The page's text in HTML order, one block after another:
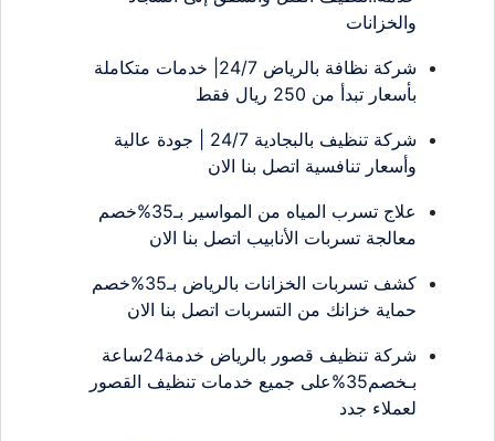
والخزانات
شركة نظافة بالرياض 24/7| خدمات متكاملة
بأسعار تبدأ من 250 ريال فقط
شركة تنظيف بالبجادية 24/7 | جودة عالية
وأسعار تنافسية اتصل بنا الان
علاج تسرب المياه من المواسير بـ35%خصم
معالجة تسربات الأنابيب اتصل بنا الان
كشف تسربات الخزانات بالرياض بـ35%خصم
حماية خزانك من التسربات اتصل بنا الان
شركة تنظيف قصور بالرياض خدمة24ساعة
بـخصم35%على جميع خدمات تنظيف القصور
لعملاء جدد